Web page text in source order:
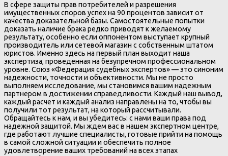
В сфере защиты прав потребителей и разрешения
имущественных споров успех на 90 процентов зависит от
качества доказательной базы. Самостоятельные попытки
доказать наличие брака редко приводят к желаемому
результату, особенно если оппонентом выступает крупный
производитель или сетевой магазин с собственным штатом
юристов. Именно здесь на первый план выходит наша
экспертиза, проведенная на безупречном профессиональном
уровне. Союз «Федерация судебных экспертов» — это синоним
надежности, точности и объективности. Мы не просто
выполняем исследование, мы становимся вашим надежным
партнером в достижении справедливости. Каждый наш вывод,
каждый расчет и каждый анализ направлены на то, чтобы вы
получили тот результат, на который рассчитывали.
Обращайтесь к нам, и вы убедитесь: с нами ваши права под
надежной защитой. Мы ждем вас в нашем экспертном центре,
где работают лучшие специалисты, готовые прийти на помощь
в самой сложной ситуации и обеспечить полное
удовлетворение ваших требований на всех этапах